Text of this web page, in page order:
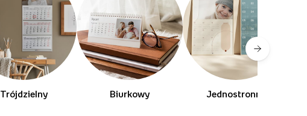
Trójdzielny Biurkowy Jednostronny